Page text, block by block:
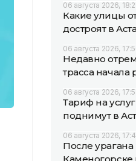
06 августа 2026,
Какие улицы
достроят в
06 августа 2026,
Недавно
трасса начала
06 августа 2026,
Тариф на
поднимут в
06 августа 2026,
После урагана